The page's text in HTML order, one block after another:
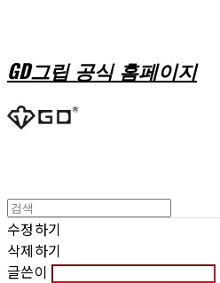
GD그립 공식 홈페이지
수정하기
삭제하기
글쓴이